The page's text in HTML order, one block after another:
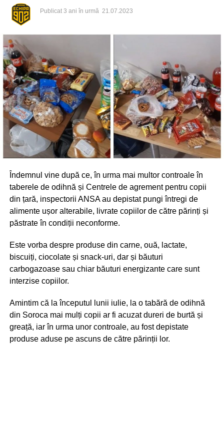
Publicat 3 ani în urmă 21.07.2023
Îndemnul vine după ce, în urma mai multor controale în
taberele de odihnă și Centrele de agrement pentru copii
din țară, inspectorii ANSA au depistat pungi întregi de
alimente ușor alterabile, livrate copiilor de către părinți și
păstrate în condiții neconforme.
Este vorba despre produse din carne, ouă, lactate,
biscuiți, ciocolate și snack-uri, dar și băuturi
carbogazoase sau chiar băuturi energizante care sunt
interzise copiilor.
Amintim că la începutul lunii iulie, la o tabără de odihnă
din Soroca mai mulți copii ar fi acuzat dureri de burtă și
greață, iar în urma unor controale, au fost depistate
produse aduse pe ascuns de către părinții lor.